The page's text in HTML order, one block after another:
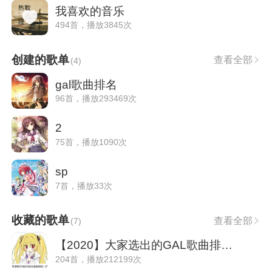
我喜欢的音乐
494首，播放3845次
创建的歌单(4) 查看全部
gal歌曲排名
96首，播放293469次
2
75首，播放1090次
sp
7首，播放33次
收藏的歌单(7) 查看全部
【2020】大家选出的GAL歌曲排行TOP202
204首，播放212199次